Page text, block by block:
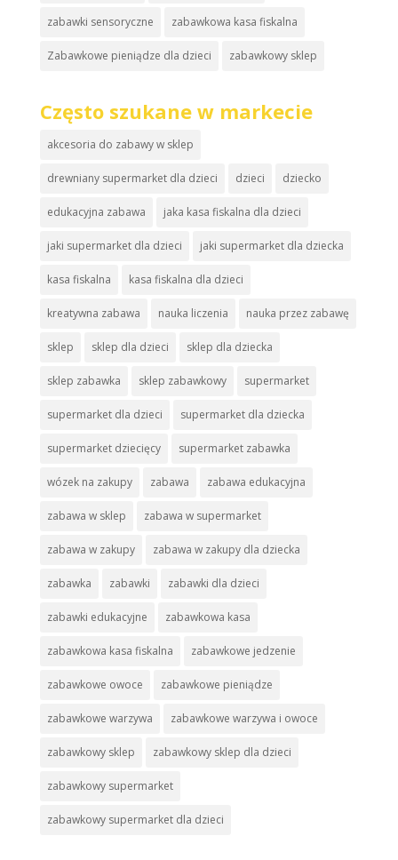
zabawki sensoryczne zabawkowa kasa fiskalna
Zabawkowe pieniądze dla dzieci zabawkowy sklep
Często szukane w markecie
akcesoria do zabawy w sklep
drewniany supermarket dla dzieci dzieci dziecko
edukacyjna zabawa jaka kasa fiskalna dla dzieci
jaki supermarket dla dzieci jaki supermarket dla dziecka
kasa fiskalna kasa fiskalna dla dzieci
kreatywna zabawa nauka liczenia nauka przez zabawę
sklep sklep dla dzieci sklep dla dziecka
sklep zabawka sklep zabawkowy supermarket
supermarket dla dzieci supermarket dla dziecka
supermarket dziecięcy supermarket zabawka
wózek na zakupy zabawa zabawa edukacyjna
zabawa w sklep zabawa w supermarket
zabawa w zakupy zabawa w zakupy dla dziecka
zabawka zabawki zabawki dla dzieci
zabawki edukacyjne zabawkowa kasa
zabawkowa kasa fiskalna zabawkowe jedzenie
zabawkowe owoce zabawkowe pieniądze
zabawkowe warzywa zabawkowe warzywa i owoce
zabawkowy sklep zabawkowy sklep dla dzieci
zabawkowy supermarket
zabawkowy supermarket dla dzieci